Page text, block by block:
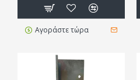
Αγοράστε τώρα